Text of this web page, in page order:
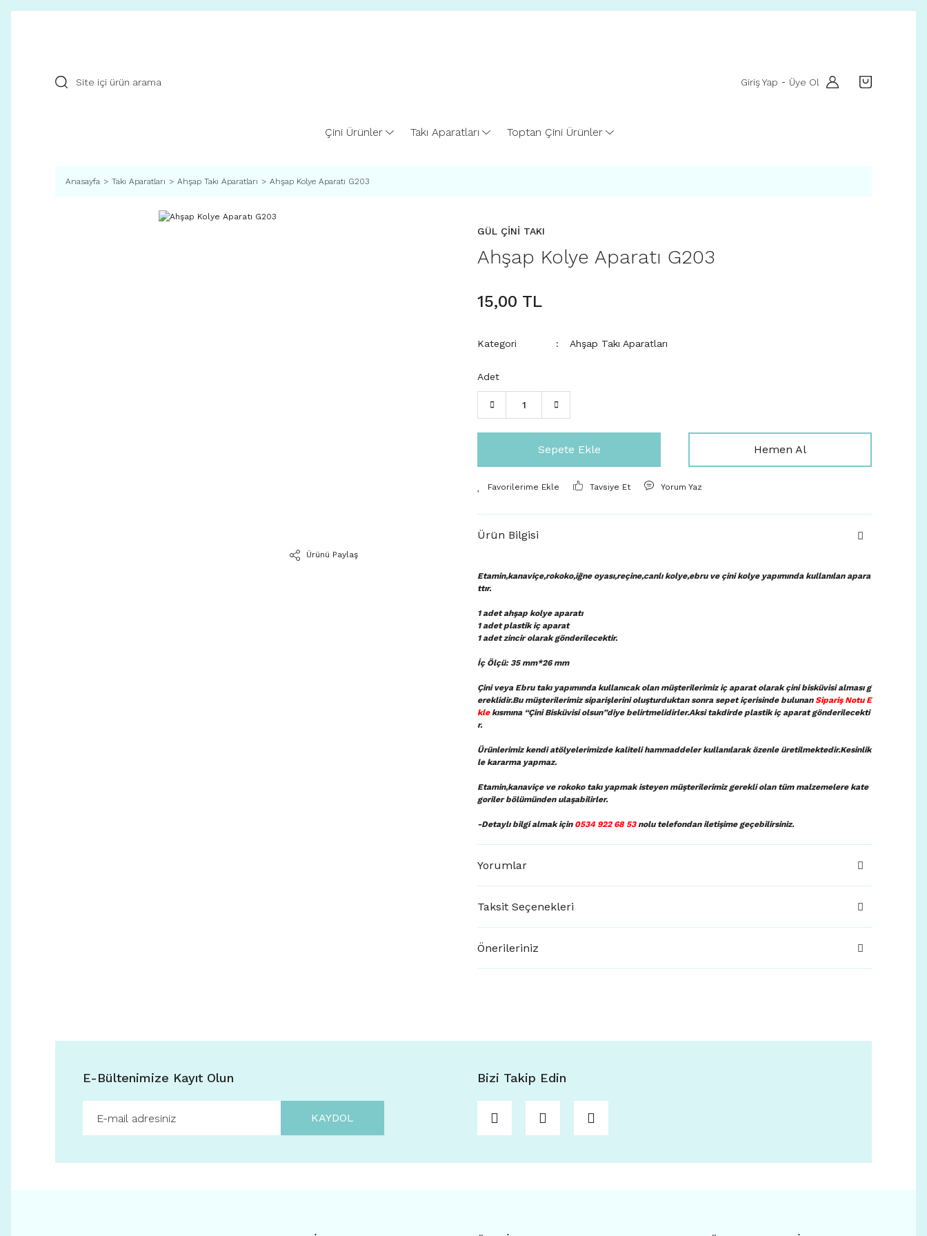
Giriş Yap - Üye Ol
Çini Ürünler Takı Aparatları Toptan Çini Ürünler
Anasayfa Takı Aparatları Ahşap Takı Aparatları Ahşap Kolye Aparatı G203
Ürünü Paylaş
GÜL ÇİNİ TAKI
Ahşap Kolye Aparatı G203
15,00 TL
Kategori Ahşap Takı Aparatları
Adet
Sepete Ekle Hemen Al
Tavsiye Et Yorum Yaz
Ürün Bilgisi
Etamin,kanaviçe,rokoko,iğne oyası,reçine,canlı kolye,ebru ve çini kolye yapımında kullanılan apara
ttır.
1 adet ahşap kolye aparatı
1 adet plastik iç aparat
1 adet zincir olarak gönderilecektir.
İç Ölçü: 35 mm*26 mm
Çini veya Ebru takı yapımında kullanıcak olan müşterilerimiz iç aparat olarak çini bisküvisi alması g
ereklidir.Bu müşterilerimiz siparişlerini oluşturduktan sonra sepet içerisinde bulunanSipariş Notu E
klekısmına “Çini Bisküvisi olsun”diye belirtmelidirler.Aksi takdirde plastik iç aparat gönderilecekti
r.
Ürünlerimiz kendi atölyelerimizde kaliteli hammaddeler kullanılarak özenle üretilmektedir.Kesinlik
le kararma yapmaz.
Etamin,kanaviçe ve rokoko takı yapmak isteyen müşterilerimiz gerekli olan tüm malzemelere kate
goriler bölümünden ulaşabilirler.
-Detaylı bilgi almak için 0534 922 68 53nolu telefondan iletişime geçebilirsiniz.
Yorumlar
Taksit Seçenekleri
Önerileriniz
E-Bültenimize Kayıt Olun
KAYDOL
Bizi Takip Edin